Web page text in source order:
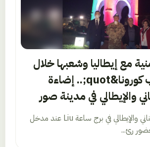
مع إيطاليا وشعبها خلال
&quot;حرب كورونا&quot;.. إضاءة
والإيطالي في مدينة صور
أضيء العلمان اللبناني والإيطالي في برج ساعة Liu عند مدخل
رئ...